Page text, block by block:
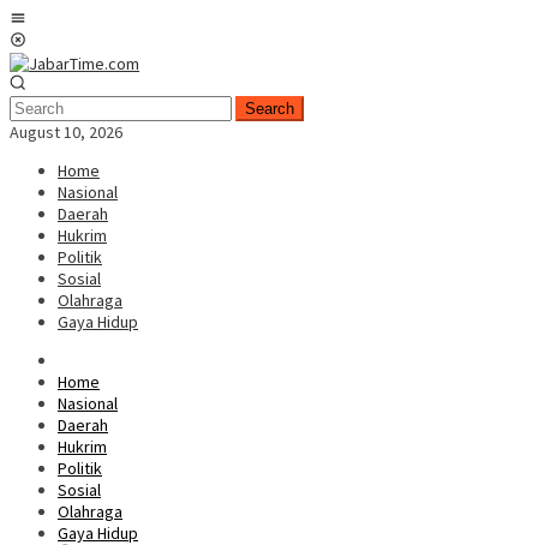
Skip
to
content
Search
August 10, 2026
Home
Nasional
Daerah
Hukrim
Politik
Sosial
Olahraga
Gaya Hidup
Home
Nasional
Daerah
Hukrim
Politik
Sosial
Olahraga
Gaya Hidup